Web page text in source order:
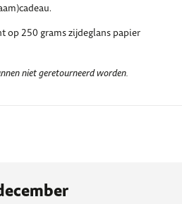
op 250 grams zijdeglans papier
niet geretourneerd worden.